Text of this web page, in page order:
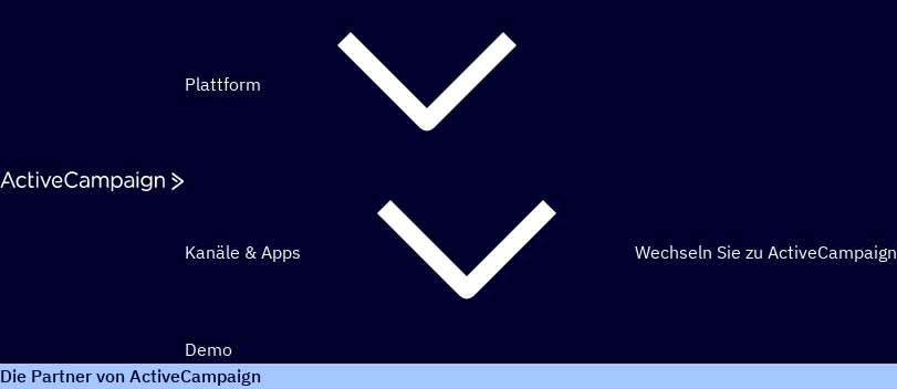
Plattform
Kanäle & Apps Wechseln Sie zu ActiveCampaign
Demo
Die Partner von ActiveCampaign